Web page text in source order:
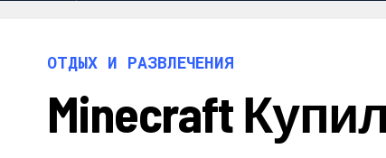
ОТДЫХ И РАЗВЛЕЧЕНИЯ
Minecraft